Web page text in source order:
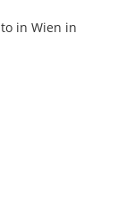
in Wien in